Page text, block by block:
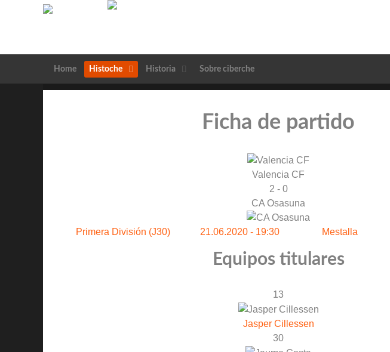
Home Histoche Historia Sobre ciberche
Ficha de partido
Valencia CF
2 - 0
CA Osasuna
Primera División (J30) 21.06.2020 - 19:30 Mestalla
Equipos titulares
13
Jasper Cillessen
30